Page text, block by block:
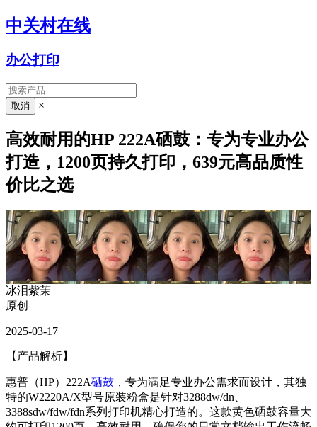
中关村在线
办公打印
×
高效耐用的HP 222A硒鼓：专为专业办公
打造，1200页持久打印，639元高品质性
价比之选
冰泪紫茉
原创
2025-03-17
【产品解析】
惠普（HP）222A硒鼓 ，专为满足专业办公需求而设计，其独
特的W2220A/X型号原装粉盒是针对3288dw/dn、
3388sdw/fdw/fdn系列打印机精心打造的。这款黄色硒鼓容量大